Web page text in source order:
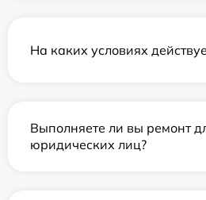
На каких условиях
Выполняете ли вы ремонт
юридических лиц?